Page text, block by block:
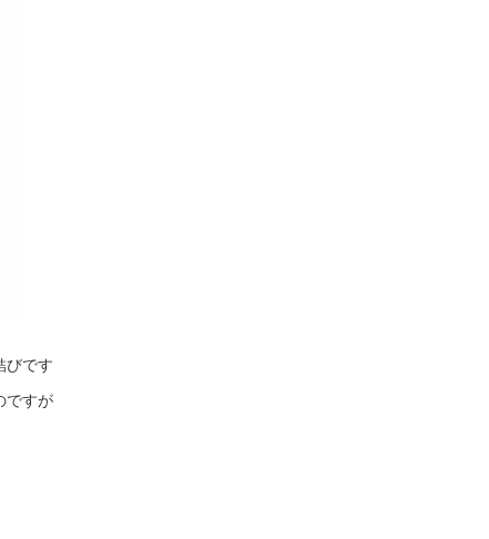
びです
ですが